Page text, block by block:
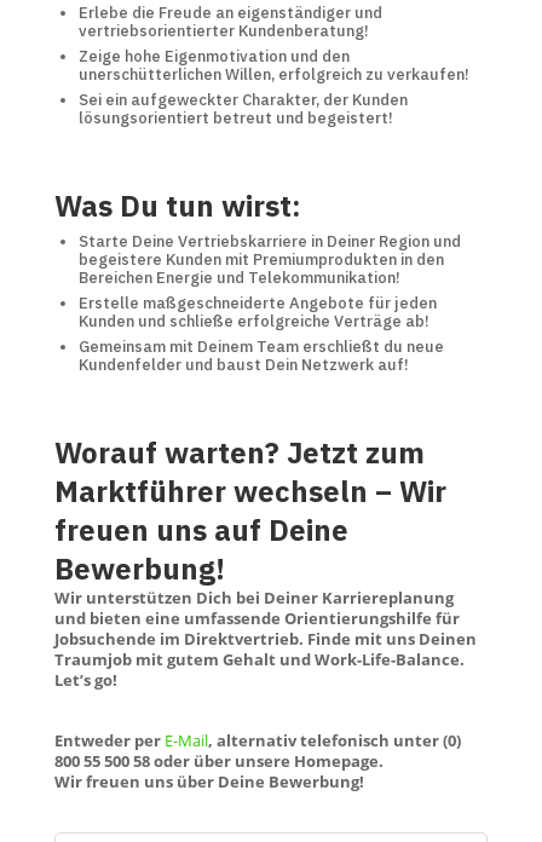
Erlebe die Freude an eigenständiger und
vertriebsorientierter Kundenberatung!
Zeige hohe Eigenmotivation und den
unerschütterlichen Willen, erfolgreich zu verkaufen!
Sei ein aufgeweckter Charakter, der Kunden
lösungsorientiert betreut und begeistert!
Was Du tun wirst:
Starte Deine Vertriebskarriere in Deiner Region und
begeistere Kunden mit Premiumprodukten in den
Bereichen Energie und Telekommunikation!
Erstelle maßgeschneiderte Angebote für jeden
Kunden und schließe erfolgreiche Verträge ab!
Gemeinsam mit Deinem Team erschließt du neue
Kundenfelder und baust Dein Netzwerk auf!
Worauf warten? Jetzt zum
Marktführer wechseln – Wir
freuen uns auf Deine
Bewerbung!
Wir unterstützen Dich bei Deiner Karriereplanung
und bieten eine umfassende Orientierungshilfe für
Jobsuchende im Direktvertrieb. Finde mit uns Deinen
Traumjob mit gutem Gehalt und Work-Life-Balance.
Let’s go!
Entweder per E-Mail, alternativ telefonisch unter (0)
800 55 500 58 oder über unsere Homepage.
Wir freuen uns über Deine Bewerbung!